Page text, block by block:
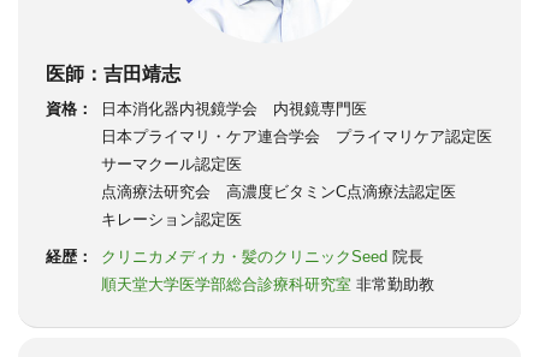
医師：吉田靖志
資格：
日本消化器内視鏡学会 内視鏡専門医
日本プライマリ・ケア連合学会 プライマリケア認定医
サーマクール認定医
点滴療法研究会 高濃度ビタミンC点滴療法認定医
キレーション認定医
経歴： クリニカメディカ・髪のクリニックSeed 院長
順天堂大学医学部総合診療科研究室 非常勤助教